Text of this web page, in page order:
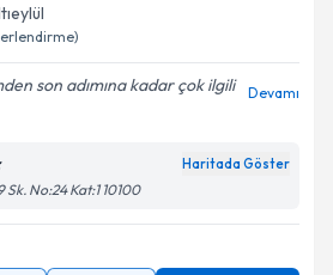
son adımına kadar çok ilgili
Devamı
Haritada Göster
No:24 Kat:1 10100